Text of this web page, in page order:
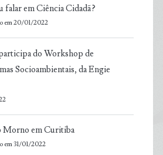
falar em Ciência Cidadã?
em 20/01/2022
do Workshop de
Socioambientais, da Engie
Morno em Curitiba
em 31/01/2022